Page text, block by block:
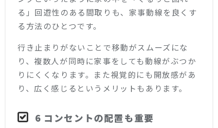
る」回遊性のある間取りも、家事動線を良くす
る方法のひとつです。
行き止まりがないことで移動がスムーズにな
り、複数人が同時に家事をしても動線がぶつか
りにくくなります。また視覚的にも開放感があ
り、広く感じるというメリットもあります。
6 コンセントの配置も重要